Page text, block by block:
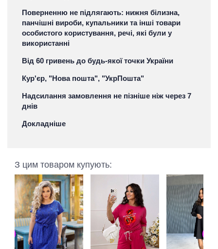
Поверненню не підлягають: нижня білизна,
панчішні вироби, купальники та інші товари
особистого користування, речі, які були у
використанні
Від 60 гривень до будь-якої точки України
Кур'єр, "Нова пошта", "УкрПошта"
Надсилання замовлення не пізніше ніж через 7
днів
Докладніше
З цим товаром купують: